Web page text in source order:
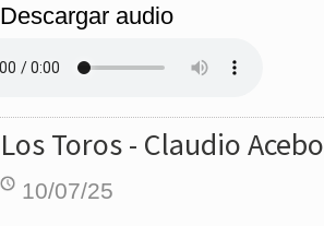
Descargar audio
Los Toros - Claudio Acebo
10/07/25